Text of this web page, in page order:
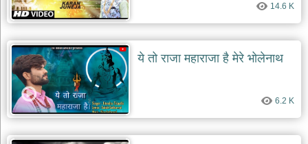
14.6 K
ये तो राजा महाराजा है मेरे भोलेनाथ
6.2 K